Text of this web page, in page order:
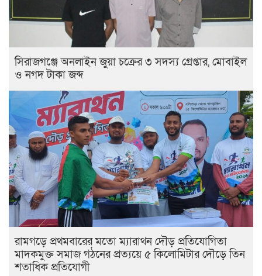
সিরাজগঞ্জে অনলাইন জুয়া চক্রের ৩ সদস্য গ্রেপ্তার, মোবাইল
ও নগদ টাকা জব্দ
রামগড়ে প্রথমবারের মতো ম্যারাথন দৌড় প্রতিযোগিতা
মাদকমুক্ত সমাজ গঠনের প্রত্যয়ে ৫ কিলোমিটার দৌড়ে তিন
শতাধিক প্রতিযোগী